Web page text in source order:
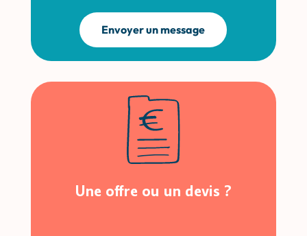
Envoyer un message
Une offre ou un devis ?